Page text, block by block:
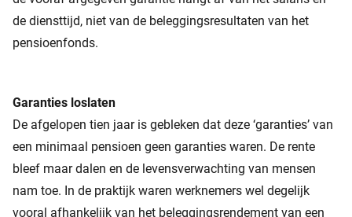
de diensttijd, niet van de beleggingsresultaten van het
pensioenfonds.
Garanties loslaten
De afgelopen tien jaar is gebleken dat deze ‘garanties’ van
een minimaal pensioen geen garanties waren. De rente
bleef maar dalen en de levensverwachting van mensen
nam toe. In de praktijk waren werknemers wel degelijk
vooral afhankelijk van het beleggingsrendement van een